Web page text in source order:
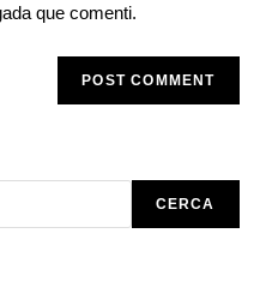
que comenti.
CERCA